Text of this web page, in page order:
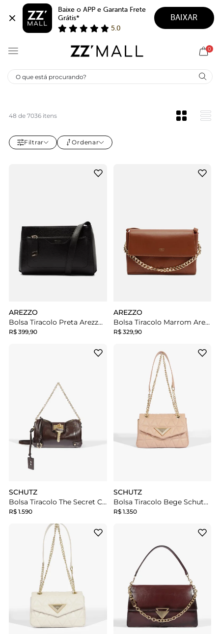
Baixe o APP e Garanta Frete
Grátis*
5.0
BAIXAR
0
TIRACOLO
bolsas oferecem o equilíbrio ideal entre funcionalidade e
Ler mais
48 de 7036 itens
Filtrar Ordenar
AREZZO
Bolsa Tiracolo Preta Arezzo Emilly Pequena
R$ 399,90
AREZZO
Bolsa Tiracolo Marrom Arezzo Pequena Corrente Metal
R$ 329,90
SCHUTZ
Bolsa Tiracolo The Secret Couro Marrom
R$ 1.590
SCHUTZ
Bolsa Tiracolo Bege Schutz Pequena Matelassê 944
R$ 1.350